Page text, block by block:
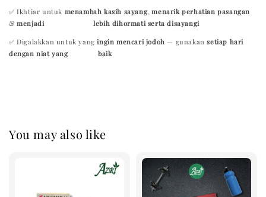
✅ Ikhtiar untuk menambah kasih sayang,menarik perhatian pasangan
&menjadi lebih dihormati serta disayangi
✅ Digalakkan untuk yangingin mencari jodoh — gunakansetiap hari
dengan niat yang baik
You may also like